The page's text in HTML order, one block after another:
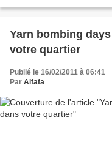
Yarn bombing
votre quartier
Publié le 16/02/2011 à 06:41
Par Alfafa